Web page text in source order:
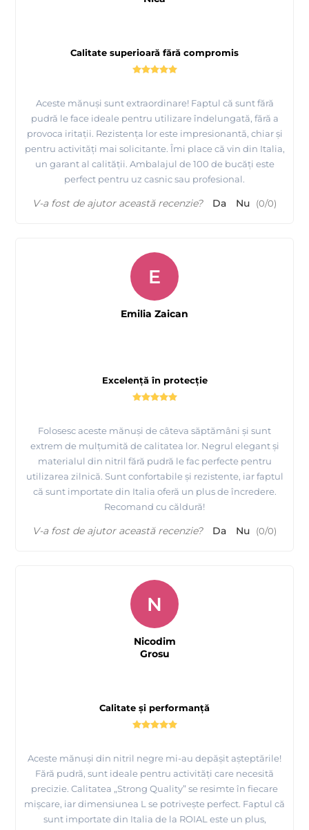
Calitate superioară fără compromis
Aceste mănuși sunt extraordinare! Faptul că sunt fără
pudră le face ideale pentru utilizare îndelungată, fără a
provoca iritații. Rezistența lor este impresionantă, chiar și
pentru activități mai solicitante. Îmi place că vin din Italia,
un garant al calității. Ambalajul de 100 de bucăți este
perfect pentru uz casnic sau profesional.
V-a fost de ajutor această recenzie? Da Nu (0/0)
Excelență în protecție
Folosesc aceste mănuși de câteva săptămâni și sunt
extrem de mulțumită de calitatea lor. Negrul elegant și
materialul din nitril fără pudră le fac perfecte pentru
utilizarea zilnică. Sunt confortabile și rezistente, iar faptul
că sunt importate din Italia oferă un plus de încredere.
Recomand cu căldură!
E
Emilia Zaican
V-a fost de ajutor această recenzie? Da Nu (0/0)
Calitate și performanță
Aceste mănuși din nitril negre mi-au depășit așteptările!
Fără pudră, sunt ideale pentru activități care necesită
precizie. Calitatea „Strong Quality” se resimte în fiecare
mișcare, iar dimensiunea L se potrivește perfect. Faptul că
sunt importate din Italia de la ROIAL este un plus,
N
Nicodim
Grosu